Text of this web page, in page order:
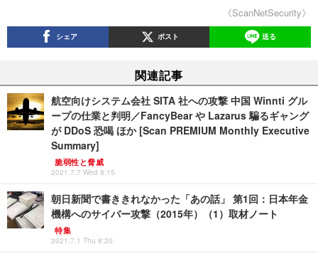
《ScanNetSecurity》
シェア ポスト 送る
関連記事
航空向けシステム会社 SITA 社への攻撃 中国 Winnti グル
ープの仕業と判明／FancyBear や Lazarus 騙るギャング
が DDoS 恐喝 ほか [Scan PREMIUM Monthly Executive
Summary]
脆弱性と脅威
2021.7.7 Wed 8:15
朝日新聞で書ききれなかった「あの話」 第1回：日本年金
機構へのサイバー攻撃（2015年）（1）取材ノート
特集
2021.7.1 Thu 8:20